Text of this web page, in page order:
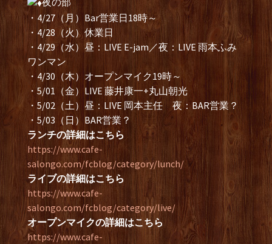
・4/27（月）Bar営業日18時～
・4/28（火）休業日
・4/29（水）昼：LIVE E-jam／夜：LIVE 雨本ふみ
ワンマン
・4/30（木）オープンマイク19時～
・5/01（金）LIVE 藤井康一+丸山朝光
・5/02（土）昼：LIVE 岡本主任 夜：BAR営業？
・5/03（日）BAR営業？
ランチの詳細はこちら
https://www.cafe-
salongo.com/fcblog/category/lunch/
ライブの詳細はこちら
https://www.cafe-
salongo.com/fcblog/category/live/
オープンマイクの詳細はこちら
https://www.cafe-